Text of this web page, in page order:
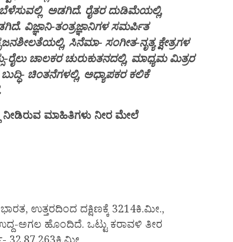
ಅಡಗಿದೆ. ರೈತರ ದುಡಿಮೆಯಲ್ಲಿ,
ವಿಜ್ಞಾನಿ-ತಂತ್ರಜ್ಞಾನಿಗಳ ಸಮರ್ಪಿತ
ಸಿನೆಮಾ- ಸಂಗೀತ-ನೃತ್ಯ ಕ್ಷೇತ್ರಗಳ
ಚಾಲಕರ ಚುರುಕುತನದಲ್ಲಿ, ಮಾಧ್ಯಮ ಮಿತ್ರರ
ಚಿಂತನೆಗಳಲ್ಲಿ, ಅಧ್ಯಾಪಕರ ಕಲಿಕೆ
ನೀಡಿರುವ ಮಾಹಿತಿಗಳು ನೀರ ಮೇಲೆ
ಉತ್ತರದಿಂದ ದಕ್ಷಿಣಕ್ಕೆ 3214ಕಿ.ಮೀ.,
ಅಗಲ ಹೊಂದಿದೆ. ಒಟ್ಟು ಕರಾವಳಿ ತೀರ
32,87,263ಕಿ.ಮೀ